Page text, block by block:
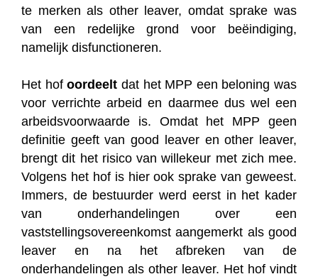
te merken als other leaver, omdat sprake was
van een redelijke grond voor beëindiging,
namelijk disfunctioneren.
Het hofoordeelt dat het MPP een beloning was
voor verrichte arbeid en daarmee dus wel een
arbeidsvoorwaarde is. Omdat het MPP geen
definitie geeft van good leaver en other leaver,
brengt dit het risico van willekeur met zich mee.
Volgens het hof is hier ook sprake van geweest.
Immers, de bestuurder werd eerst in het kader
van onderhandelingen over een
vaststellingsovereenkomst aangemerkt als good
leaver en na het afbreken van de
onderhandelingen als other leaver. Het hof vindt